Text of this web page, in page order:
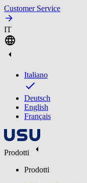
Customer Service
IT
Italiano
Deutsch
English
Français
Prodotti
Prodotti